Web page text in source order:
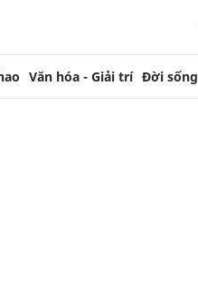
Văn hóa - Giải trí Đời sống